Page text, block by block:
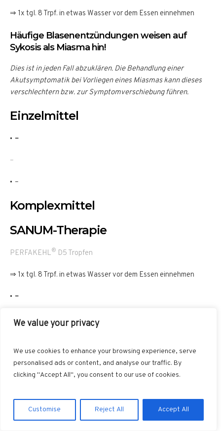
We value your privacy
We use cookies to enhance your browsing experience, serve
personalised ads or content, and analyse our traffic. By
clicking "Accept All", you consent to our use of cookies.
Customise Reject All Accept All
⇒ 1x tgl. 8 Trpf. in etwas Wasser vor dem Essen einnehmen
Häufige Blasenentzündungen weisen auf
Sykosis als Miasma hin!
Dies ist in jeden Fall abzuklären. Die Behandlung einer
Akutsymptomatik bei Vorliegen eines Miasmas kann dieses
verschlechtern bzw. zur Symptomverschiebung führen.
Einzelmittel
–
–
–
Komplexmittel
SANUM-Therapie
PERFAKEHL® D5 Tropfen
⇒ 1x tgl. 8 Trpf. in etwas Wasser vor dem Essen einnehmen
–
bei RAC auf Le8
bei RAC auf Gb43
CERES Calendula Urtinktur(Ringelblume) ⇒ 2x tgl. 3 Trpf.